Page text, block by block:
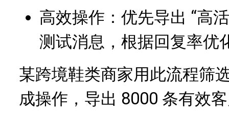
高效操作：优先导出 “高
测试消息，根据回复率优
某跨境鞋类商家用此流程筛
成操作，导出 8000 条有效